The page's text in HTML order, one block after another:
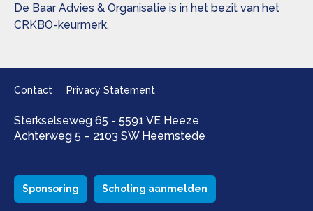
De Baar Advies & Organisatie is in het bezit van het
CRKBO-keurmerk.
Contact Privacy Statement
Sterkselseweg 65 - 5591 VE Heeze
Achterweg 5 – 2103 SW Heemstede
Sponsoring Scholing aanmelden